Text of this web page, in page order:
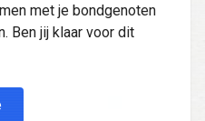
met je bondgenoten
Ben jij klaar voor dit